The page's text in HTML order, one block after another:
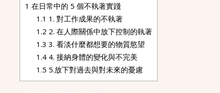
1 在日常中的 5 個不執著實踐
1.1 1. 對工作成果的不執著
1.2 2. 在人際關係中放下控制的執著
1.3 3. 看淡什麼都想要的物質慾望
1.4 4. 接納身體的變化與不完美
1.5 5.放下對過去與對未來的憂慮